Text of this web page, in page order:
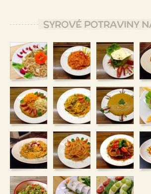
SYROVÉ POTRAVINY